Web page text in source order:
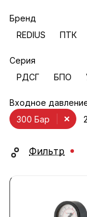
Бренд
REDIUS
ПТК
Серия
РДСГ
БПО
Входное
300 Бар
Фильтр